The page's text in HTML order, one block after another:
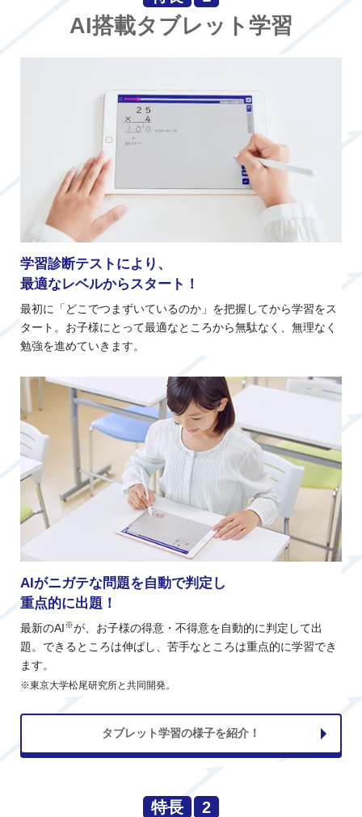
AI搭載タブレット学習
学習診断テストにより、
最適なレベルからスタート！
最初に「どこでつまずいているのか」を把握してから学習をス
タート。お子様にとって最適なところから無駄なく、無理なく
勉強を進めていきます。
AIがニガテな問題を自動で判定し
重点的に出題！
最新のAI※が、お子様の得意・不得意を自動的に判定して出
題。できるところは伸ばし、苦手なところは重点的に学習でき
ます。
※東京大学松尾研究所と共同開発。
タブレット学習の様子を紹介！
特長 2